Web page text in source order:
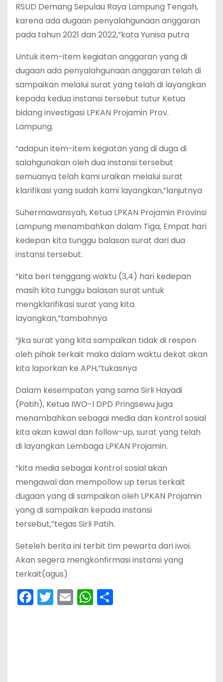
RSUD Demang Sepulau Raya Lampung Tengah,
karena ada dugaan penyalahgunaan anggaran
pada tahun 2021 dan 2022,”kata Yunisa putra
Untuk item-item kegiatan anggaran yang di
dugaan ada penyalahgunaan anggaran telah di
sampaikan melalui surat yang telah di layangkan
kepada kedua instansi tersebut tutur Ketua
bidang investigasi LPKAN Projamin Prov.
Lampung.
“adapun item-item kegiatan yang di duga di
salahgunakan oleh dua instansi tersebut
semuanya telah kami uraikan melalui surat
klarifikasi yang sudah kami layangkan,”lanjutnya
Suhermawansyah, Ketua LPKAN Projamin Provinsi
Lampung menambahkan dalam Tiga, Empat hari
kedepan kita tunggu balasan surat dari dua
instansi tersebut.
“kita beri tenggang waktu (3,4) hari kedepan
masih kita tunggu balasan surat untuk
mengklarifikasi surat yang kita
layangkan,”tambahnya
“jika surat yang kita sampaikan tidak di respon
oleh pihak terkait maka dalam waktu dekat akan
kita laporkan ke APH,”tukasnya
Dalam kesempatan yang sama Sirli Hayadi
(Patih), Ketua IWO-I DPD Pringsewu juga
menambahkan sebagai media dan kontrol sosial
kita akan kawal dan follow-up, surat yang telah
di layangkan Lembaga LPKAN Projamin.
“kita media sebagai kontrol sosial akan
mengawal dan mempollow up terus terkait
dugaan yang di sampaikan oleh LPKAN Projamin
yang di sampaikan kepada instansi
tersebut,”tegas Sirli Patih.
Seteleh berita ini terbit tim pewarta dari iwoi.
Akan segera mengkonfirmasi instansi yang
terkait(agus)
F
a
T
w
E
m
W
h